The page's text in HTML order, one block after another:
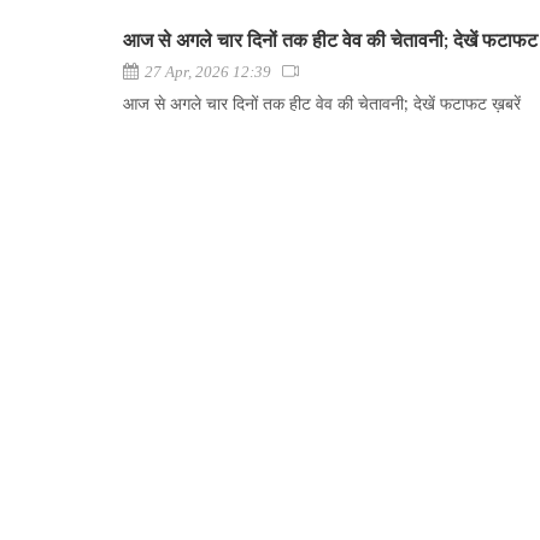
आज से अगले चार दिनों तक हीट वेव की चेतावनी; देखें
27 Apr, 2026 12:39
आज से अगले चार दिनों तक हीट वेव की चेतावनी; देखें फटाफट ख़बरें